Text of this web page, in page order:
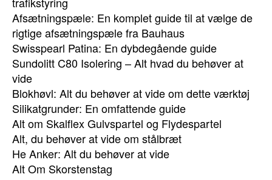
Afsætningspæle: En komplet guide til at vælge de
rigtige afsætningspæle fra Bauhaus
Swisspearl Patina: En dybdegående guide
Sundolitt C80 Isolering – Alt hvad du behøver at
vide
Blokhøvl: Alt du behøver at vide om dette værktøj
Silikatgrunder: En omfattende guide
Alt om Skalflex Gulvspartel og Flydespartel
Alt, du behøver at vide om stålbræt
He Anker: Alt du behøver at vide
Alt Om Skorstenstag